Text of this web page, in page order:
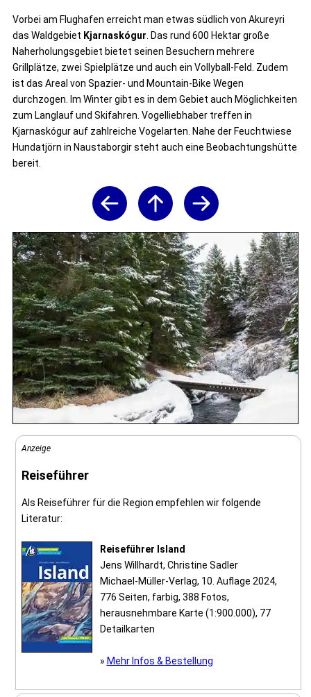
Vorbei am Flughafen erreicht man etwas südlich von Akureyri
das Waldgebiet Kjarnaskógur . Das rund 600 Hektar große
Naherholungsgebiet bietet seinen Besuchern mehrere
Grillplätze, zwei Spielplätze und auch ein Vollyball-Feld. Zudem
ist das Areal von Spazier- und Mountain-Bike Wegen
durchzogen. Im Winter gibt es in dem Gebiet auch Möglichkeiten
zum Langlauf und Skifahren. Vogelliebhaber treffen in
Kjarnaskógur auf zahlreiche Vogelarten. Nahe der Feuchtwiese
Hundatjörn in Naustaborgir steht auch eine Beobachtungshütte
bereit.
Anzeige
Reiseführer
Als Reiseführer für die Region empfehlen wir folgende
Literatur:
Reiseführer Island
Jens Willhardt, Christine Sadler
Michael-Müller-Verlag, 10. Auflage 2024,
776 Seiten, farbig, 388 Fotos,
herausnehmbare Karte (1:900.000), 77
Detailkarten
» Mehr Infos & Bestellung